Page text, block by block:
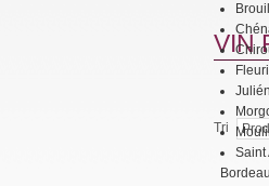
Saint
VIN
Tri